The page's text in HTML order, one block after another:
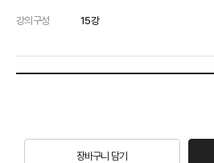
강의구성 15강
장바구니 담기